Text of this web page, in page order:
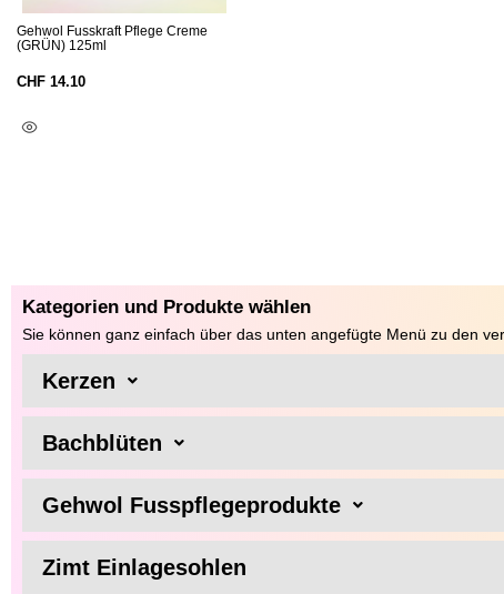
Gehwol Fusskraft Pflege Creme
(GRÜN) 125ml
CHF 14.10
Kategorien und Produkte wählen
Sie können ganz einfach über das unten angefügte Menü zu den
Kerzen
Bachblüten
Gehwol Fusspflegeprodukte
Zimt Einlagesohlen